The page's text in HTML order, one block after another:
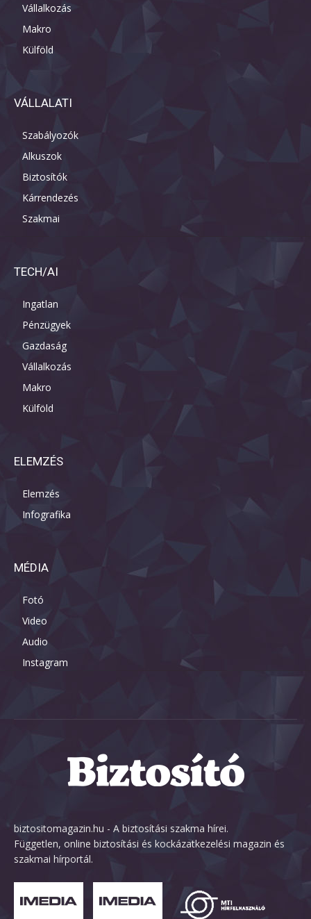
Vállalkozás
Makro
Külföld
VÁLLALATI
Szabályozók
Alkuszok
Biztosítók
Kárrendezés
Szakmai
TECH/AI
Ingatlan
Pénzügyek
Gazdaság
Vállalkozás
Makro
Külföld
ELEMZÉS
Elemzés
Infografika
MÉDIA
Fotó
Video
Audio
Instagram
biztositomagazin.hu - A biztosítási szakma hírei.
Független, online biztosítási és kockázatkezelési magazin és
szakmai hírportál.